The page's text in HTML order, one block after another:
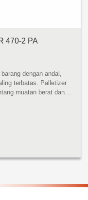
470-2 PA
dengan andal,
terbatas. Palletizer
muatan berat dan